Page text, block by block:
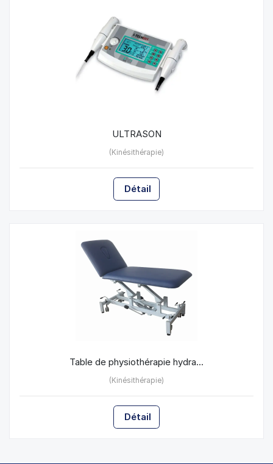
ULTRASON
(Kinésithérapie)
Détail
Table de physiothérapie hydra...
(Kinésithérapie)
Détail